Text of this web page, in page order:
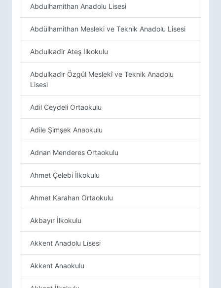
Abdulhamithan Anadolu Lisesi
Abdülhamithan Mesleki ve Teknik Anadolu Lisesi
Abdulkadir Ateş İlkokulu
Abdulkadir Özgül Meslekî ve Teknik Anadolu
Lisesi
Adil Ceydeli Ortaokulu
Adile Şimşek Anaokulu
Adnan Menderes Ortaokulu
Ahmet Çelebi İlkokulu
Ahmet Karahan Ortaokulu
Akbayır İlkokulu
Akkent Anadolu Lisesi
Akkent Anaokulu